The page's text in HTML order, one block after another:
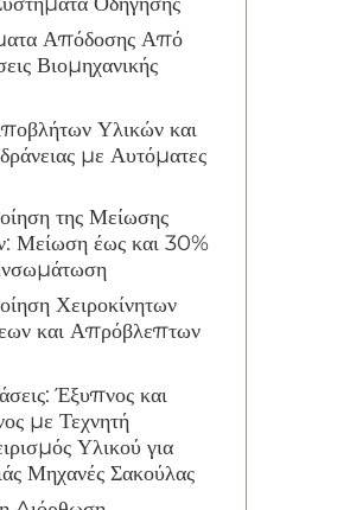
Απόδοσης Από
Βιομηχανικής
Υλικών και
με Αυτόματες
της Μείωσης
Μείωση έως και 30%
Χειροκίνητων
και Απρόβλεπτων
Έξυπνος και
με Τεχνητή
Υλικού για
Μηχανές Σακούλας